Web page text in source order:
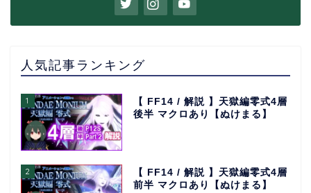
人気記事ランキング
1
【 FF14 / 解説 】天獄編零式4層
後半 マクロあり【ぬけまる】
2
【 FF14 / 解説 】天獄編零式4層
前半 マクロあり【ぬけまる】